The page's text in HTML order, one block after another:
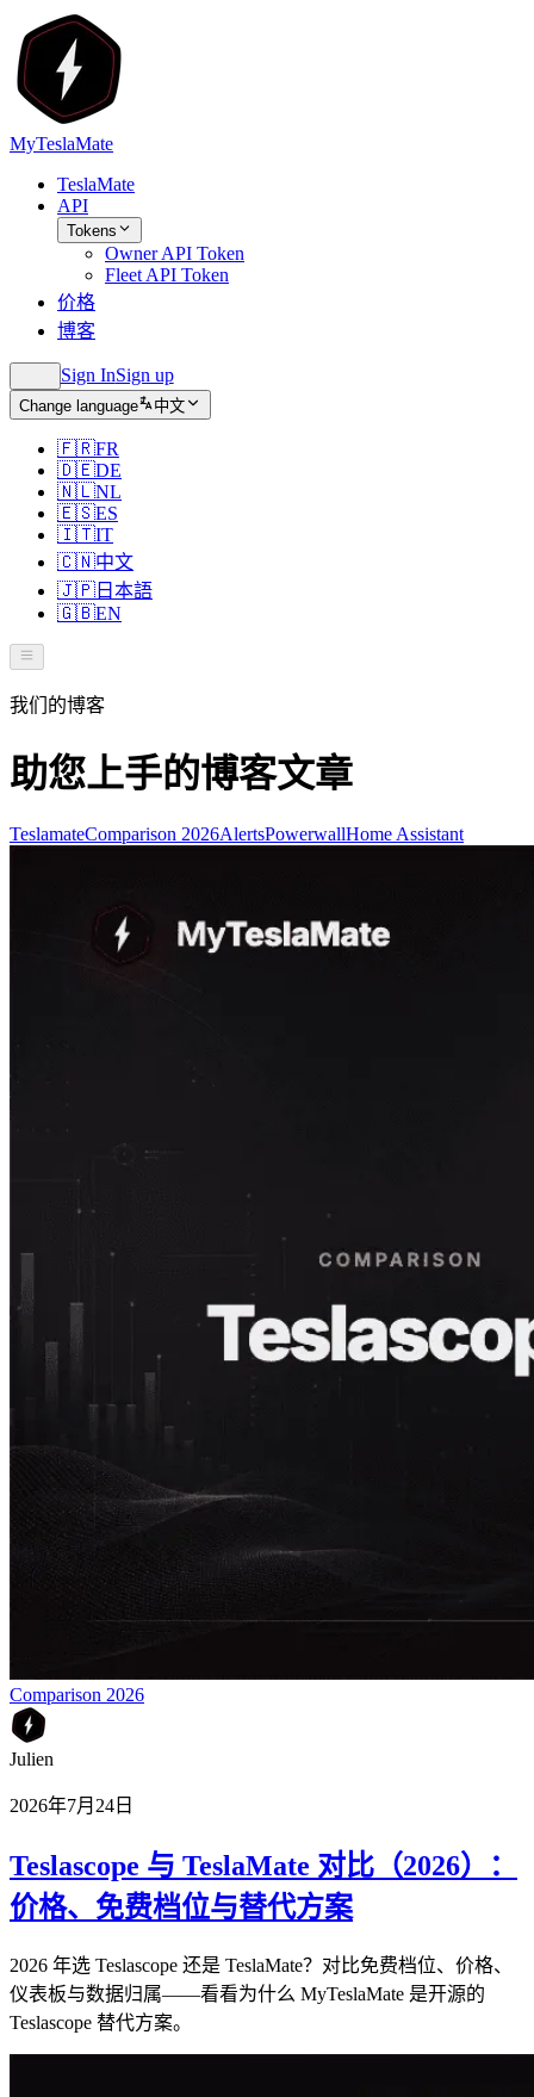
MyTeslaMate
TeslaMate
API
Tokens
Owner API Token
Fleet API Token
价格
博客
Sign InSign up
Change language 中文
🇫🇷FR
🇩🇪DE
🇳🇱NL
🇪🇸ES
🇮🇹IT
🇨🇳中文
🇯🇵 日本語
🇬🇧EN
我们的博客
助您上手的博客文章
TeslamateComparison 2026AlertsPowerwallHome Assistant
Comparison 2026
Julien
2026年7月24日
Teslascope 与 TeslaMate 对比（2026）：
价格、免费档位与替代方案
2026 年选 Teslascope 还是 TeslaMate？对比免费档位、价格、
仪表板与数据归属——看看为什么 MyTeslaMate 是开源的
Teslascope 替代方案。